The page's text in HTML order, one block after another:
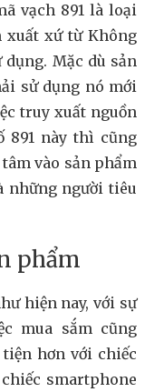
vạch 891 là loại
xuất xứ từ Không
Mặc dù sản
sử dụng nó mới
truy xuất nguồn
891 này thì cũng
vào sản phẩm
những người tiêu
phẩm
hiện nay, với sự
mua sắm cũng
hơn với chiếc
smartphone